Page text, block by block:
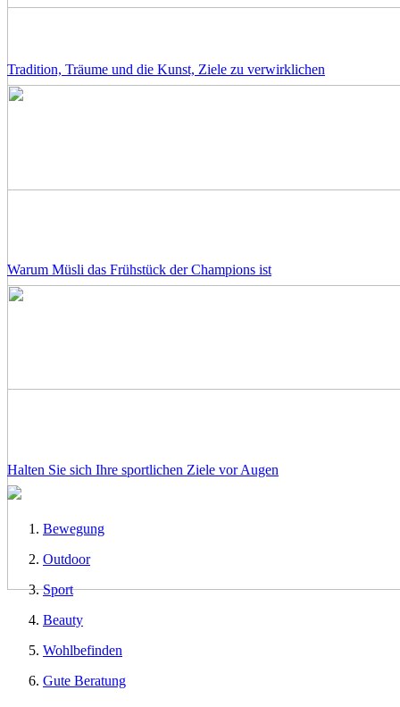
Tradition, Träume und die Kunst, Ziele zu verwirklichen
Warum Müsli das Frühstück der Champions ist
Halten Sie sich Ihre sportlichen Ziele vor Augen
Bewegung
Outdoor
Sport
Beauty
Wohlbefinden
Gute Beratung